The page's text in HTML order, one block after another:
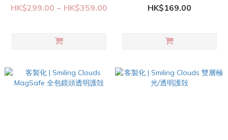
HK$299.00 ~ HK$359.00 HK$169.00